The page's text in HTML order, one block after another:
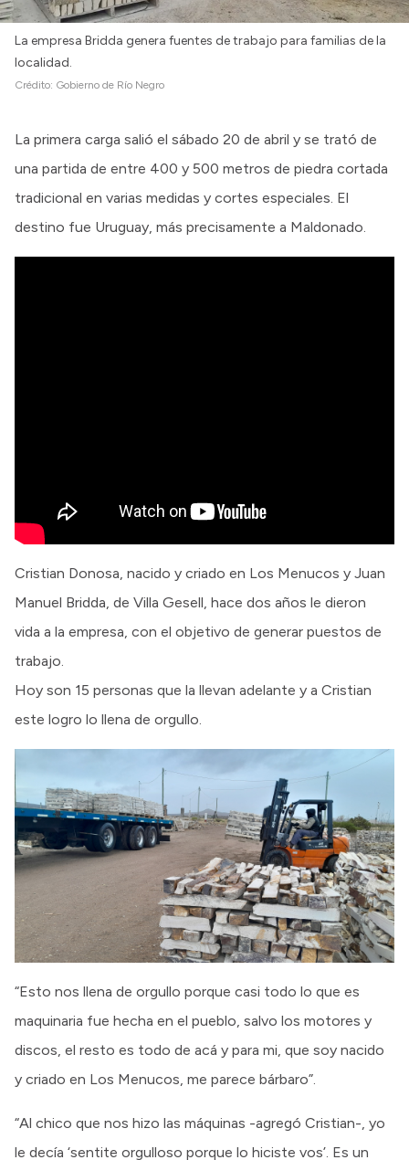
La empresa Bridda genera fuentes de trabajo para familias de la
localidad.
Crédito: Gobierno de Río Negro
La primera carga salió el sábado 20 de abril y se trató de
una partida de entre 400 y 500 metros de piedra cortada
tradicional en varias medidas y cortes especiales. El
destino fue Uruguay, más precisamente a Maldonado.
Cristian Donosa, nacido y criado en Los Menucos y Juan
Manuel Bridda, de Villa Gesell, hace dos años le dieron
vida a la empresa, con el objetivo de generar puestos de
trabajo.
Hoy son 15 personas que la llevan adelante y a Cristian
este logro lo llena de orgullo.
“Esto nos llena de orgullo porque casi todo lo que es
maquinaria fue hecha en el pueblo, salvo los motores y
discos, el resto es todo de acá y para mi, que soy nacido
y criado en Los Menucos, me parece bárbaro”.
“Al chico que nos hizo las máquinas -agregó Cristian-, yo
le decía ‘sentite orgulloso porque lo hiciste vos’. Es un